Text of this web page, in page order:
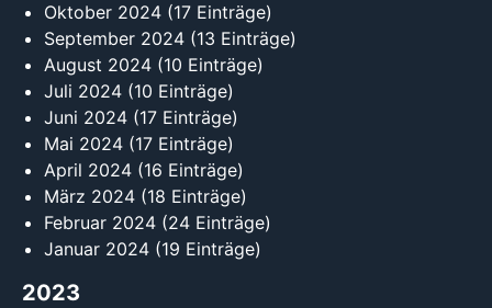
Oktober 2024 (17 Einträge)
September 2024 (13 Einträge)
August 2024 (10 Einträge)
Juli 2024 (10 Einträge)
Juni 2024 (17 Einträge)
Mai 2024 (17 Einträge)
April 2024 (16 Einträge)
März 2024 (18 Einträge)
Februar 2024 (24 Einträge)
Januar 2024 (19 Einträge)
2023